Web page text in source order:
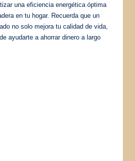
una eficiencia energética óptima
en tu hogar. Recuerda que un
no solo mejora tu calidad de vida,
ayudarte a ahorrar dinero a largo